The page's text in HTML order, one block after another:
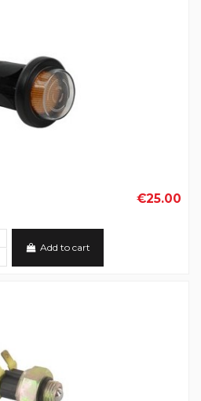
€25.00
Add to cart